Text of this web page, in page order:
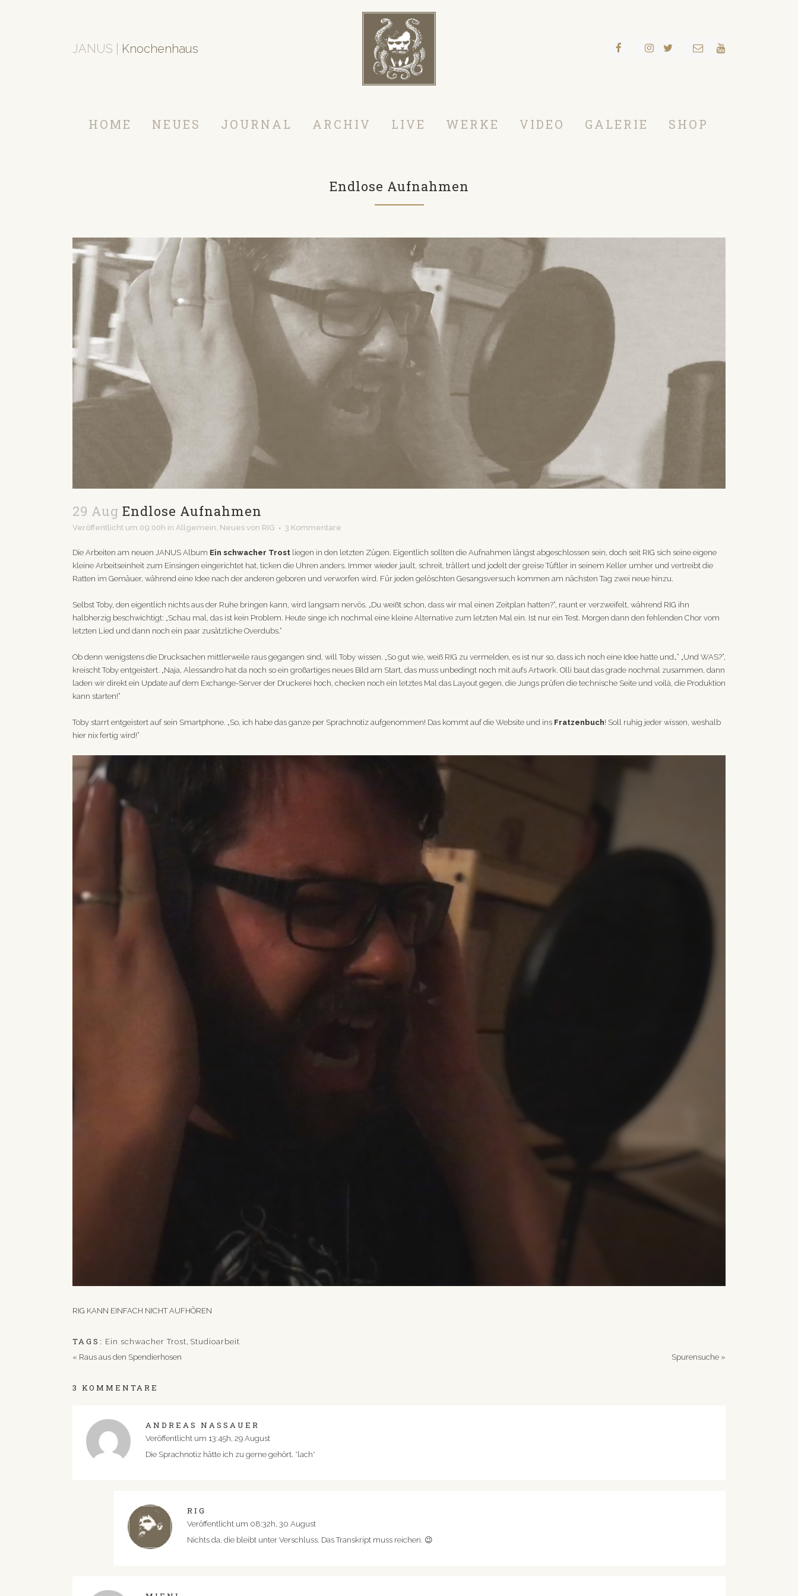
JANUS | Knochenhaus
HOME NEUES JOURNAL ARCHIV LIVE WERKE VIDEO GALERIE SHOP
Endlose Aufnahmen
29 Aug Endlose Aufnahmen
Veröffentlicht um 09:00h in Allgemein, Neues von RIG 3 Kommentare
Die Arbeiten am neuen JANUS Album Ein schwacher Trost liegen in den letzten Zügen. Eigentlich sollten die Aufnahmen längst abgeschlossen sein, doch seit RIG sich seine eigene
kleine Arbeitseinheit zum Einsingen eingerichtet hat, ticken die Uhren anders. Immer wieder jault, schreit, trällert und jodelt der greise Tüftler in seinem Keller umher und vertreibt die
Ratten im Gemäuer, während eine Idee nach der anderen geboren und verworfen wird. Für jeden gelöschten Gesangsversuch kommen am nächsten Tag zwei neue hinzu.
Selbst Toby, den eigentlich nichts aus der Ruhe bringen kann, wird langsam nervös. „Du weißt schon, dass wir mal einen Zeitplan hatten?“, raunt er verzweifelt, während RIG ihn
halbherzig beschwichtigt: „Schau mal, das ist kein Problem. Heute singe ich nochmal eine kleine Alternative zum letzten Mal ein. Ist nur ein Test. Morgen dann den fehlenden Chor vom
letzten Lied und dann noch ein paar zusätzliche Overdubs.“
Ob denn wenigstens die Drucksachen mittlerweile raus gegangen sind, will Toby wissen. „So gut wie, weiß RIG zu vermelden, es ist nur so, dass ich noch eine Idee hatte und…“ „Und WAS?“,
kreischt Toby entgeistert. „Naja, Alessandro hat da noch so ein großartiges neues Bild am Start, das muss unbedingt noch mit aufs Artwork. Olli baut das grade nochmal zusammen, dann
laden wir direkt ein Update auf dem Exchange-Server der Druckerei hoch, checken noch ein letztes Mal das Layout gegen, die Jungs prüfen die technische Seite und voilà, die Produktion
kann starten!“
Toby starrt entgeistert auf sein Smartphone. „So, ich habe das ganze per Sprachnotiz aufgenommen! Das kommt auf die Website und ins Fratzenbuch! Soll ruhig jeder wissen, weshalb
hier nix fertig wird!“
RIG KANN EINFACH NICHT AUFHÖREN
TAGS: Ein schwacher Trost, Studioarbeit
« Raus aus den Spendierhosen Spurensuche »
3 KOMMENTARE
ANDREAS NASSAUER
Veröffentlicht um 13:45h, 29 August
Die Sprachnotiz hätte ich zu gerne gehört. *lach*
RIG
Veröffentlicht um 08:32h, 30 August
Nichts da, die bleibt unter Verschluss. Das Transkript muss reichen. 😉